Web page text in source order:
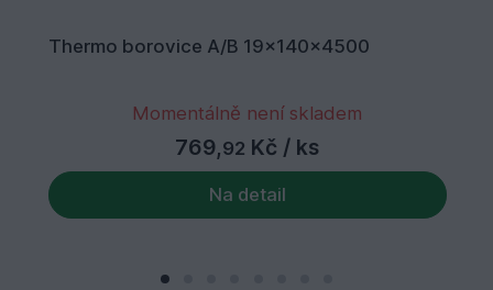
Thermo borovice A/B 19x140x4500
Momentálně není skladem
769,92 Kč / ks
Na detail